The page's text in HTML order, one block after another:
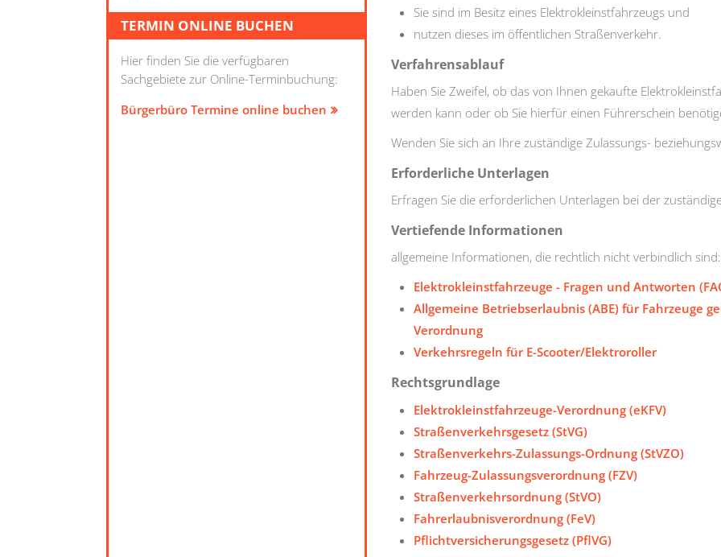
TERMIN ONLINE BUCHEN
Hier finden Sie die verfügbaren
Sachgebiete zur Online-Terminbuchung:
Bürgerbüro Termine online buchen
Sie sind im Besitz eines Elektrokleinstfahrzeugs und
nutzen dieses im öffentlichen Straßenverkehr.
Verfahrensablauf
Haben Sie Zweifel, ob das von Ihnen gekaufte
werden kann oder ob Sie hierfür einen Führerschein
Wenden Sie sich an Ihre zuständige Zulassungs-
Erforderliche Unterlagen
Erfragen Sie die erforderlichen Unterlagen bei der
Vertiefende Informationen
allgemeine Informationen, die rechtlich nicht verbindlich sind:
Elektrokleinstfahrzeuge - Fragen und Antworten
Allgemeine Betriebserlaubnis (ABE) für Fahrzeuge
Verordnung
Verkehrsregeln für E-Scooter/Elektroroller
Rechtsgrundlage
Elektrokleinstfahrzeuge-Verordnung (eKFV)
Straßenverkehrsgesetz (StVG)
Straßenverkehrs-Zulassungs-Ordnung (StVZO)
Fahrzeug-Zulassungsverordnung (FZV)
Straßenverkehrsordnung (StVO)
Fahrerlaubnisverordnung (FeV)
Pflichtversicherungsgesetz (PflVG)